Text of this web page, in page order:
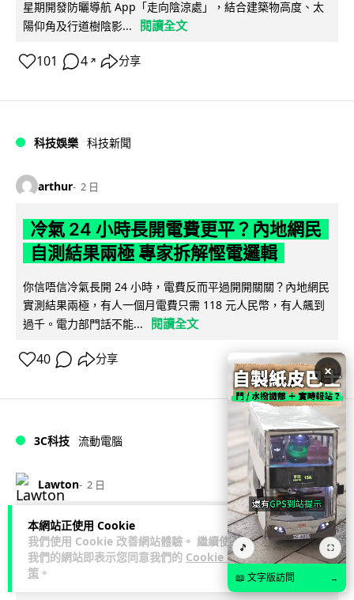
本網站正使用 Cookie
我們使用 Cookie 改善網站體驗。 繼續使用
我們的網站即表示您同意我們的 Cookie 政
策 。
星期開發防曬導航 App「走向陰涼處」，結合建築物高度、太
陽仰角及行道樹陰影...
閱讀全文
101 4 ↗ 分享
科技娛樂 科技新聞
arthur 2 日
冷氣 24 小時長開電費更平？內地網民
自測結果兩極 專家拆解慳電邏輯
你信唔信冷氣長開 24 小時，電費反而平過開開關關？內地網民
實測結果兩極，有人一個月電費只需 118 元人民幣，有人飆到
過千。電力部門話不能...
閱讀全文
40 分享
3C科技 流動電腦
Lawton 2 日
2026 買電腦新趨勢公開！ 如何享最多
優惠 從極致便攜到電競標竿 揀選啱你
的高效能 PC
×
🎵 ⛶
📖 文字版訪問 →